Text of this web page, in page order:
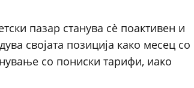
пазар станува сè поактивен и
својата позиција како месец со
со пониски тарифи, иако